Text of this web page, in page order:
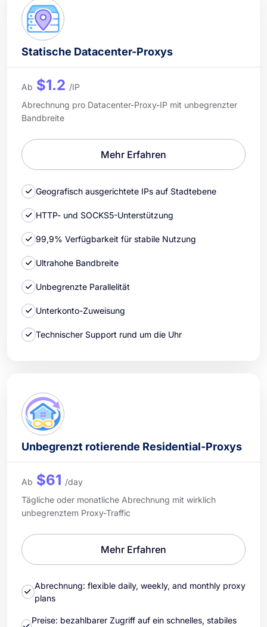
Statische Datacenter-Proxys
Ab $1.2 /IP
Abrechnung pro Datacenter-Proxy-IP mit unbegrenzter
Bandbreite
Mehr Erfahren
Geografisch ausgerichtete IPs auf Stadtebene
HTTP- und SOCKS5-Unterstützung
99,9% Verfügbarkeit für stabile Nutzung
Ultrahohe Bandbreite
Unbegrenzte Parallelität
Unterkonto-Zuweisung
Technischer Support rund um die Uhr
Unbegrenzt rotierende Residential-Proxys
Ab $61 /day
Tägliche oder monatliche Abrechnung mit wirklich
unbegrenztem Proxy-Traffic
Mehr Erfahren
Abrechnung: flexible daily, weekly, and monthly proxy
plans
Preise: bezahlbarer Zugriff auf ein schnelles, stabiles